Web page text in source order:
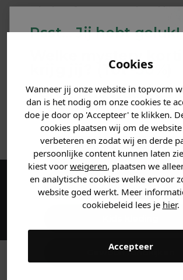
Cookies
Wanneer jij onze website in topvorm
dan is het nodig om onze cookies te
doe je door op 'Accepteer' te klikken.
cookies plaatsen wij om de
verbeteren en zodat wij en derde
persoonlijke content kunnen laten
kiest voor weigeren, plaatsen we
en analytische cookies welke ervoor
website goed werkt. Meer
cookiebeleid lees je hier.
Accepteer
Betaal achteraf
Voor 23:59 besteld
PRODUCTINFORMATIE
MATERIAAL & WASVOORSCHRIFT
ANDERE BESTELDEN OOK
Maak een account aan en
korting op je eerste
Psst... Jij hebt geluk!
Welke mystery
krijg jij? (Tot-30%
Vertel ons waar je
zoek bent. 👇
Heren kleding
Dames kleding
Gewoon rondkijken